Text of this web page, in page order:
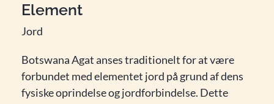
Element
Jord
Botswana Agat anses traditionelt for at være
forbundet med elementet jord på grund af dens
fysiske oprindelse og jordforbindelse. Dette